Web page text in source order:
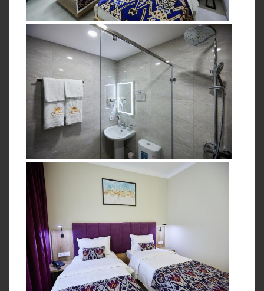
Николай Хоруженко
За 8 дней успеем изучить Узбекистан с разных сторон. Во-
первых,насладимся неповторимой природой
погуляем по горным тропам, подышим чистейшим
воздухом и отдохнём на берегу озера. Во-вторых,
попутешествуем по трём самобытным и таким
непохожим друг на друга городам и
историю древних цивилизаций.
Пришло время испробовать на себе знаменитое
восточное гостеприимство! Под чутким руководством